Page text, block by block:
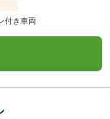
付き車両